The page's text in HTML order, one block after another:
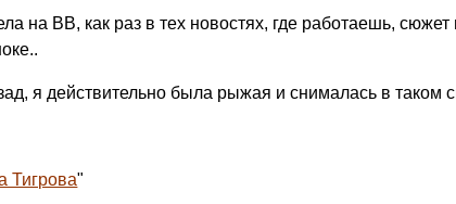
на ВВ, как раз в тех новостях, где работаешь,
я действительно была рыжая и снималась в
Тигрова"